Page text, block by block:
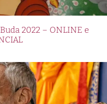
2022 – ONLINE e